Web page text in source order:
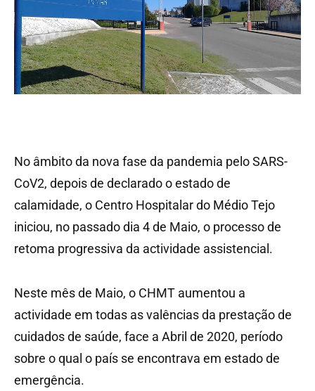
No âmbito da nova fase da pandemia pelo SARS-
CoV2, depois de declarado o estado de
calamidade, o Centro Hospitalar do Médio Tejo
iniciou, no passado dia 4 de Maio, o processo de
retoma progressiva da actividade assistencial.
Neste mês de Maio, o CHMT aumentou a
actividade em todas as valências da prestação de
cuidados de saúde, face a Abril de 2020, período
sobre o qual o país se encontrava em estado de
emergência.